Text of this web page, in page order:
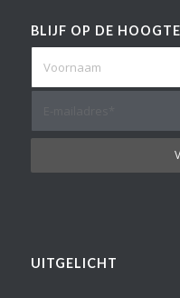
BLIJF OP DE
UITGELICHT